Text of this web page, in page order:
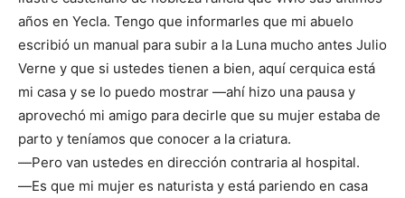
años en Yecla. Tengo que informarles que mi abuelo
escribió un manual para subir a la Luna mucho antes Julio
Verne y que si ustedes tienen a bien, aquí cerquica está
mi casa y se lo puedo mostrar ―ahí hizo una pausa y
aprovechó mi amigo para decirle que su mujer estaba de
parto y teníamos que conocer a la criatura.
―Pero van ustedes en dirección contraria al hospital.
―Es que mi mujer es naturista y está pariendo en casa